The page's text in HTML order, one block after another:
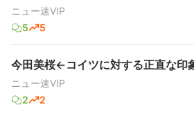
ニュー速VIP
5
5
今田美桜←コイツに対する正直な印
ニュー速VIP
2
2